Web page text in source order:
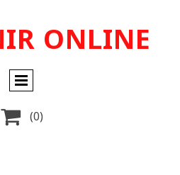
ONLINE
 (0)